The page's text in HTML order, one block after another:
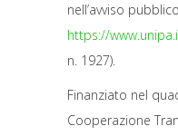
nell’avviso
https://
n. 1927).
Finanziato nel
Cooperazione